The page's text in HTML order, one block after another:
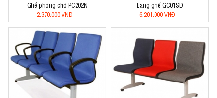
Ghế phòng chờ PC202N
2.370.000 VNĐ
Băng ghế GC01SD
6.201.000 VNĐ